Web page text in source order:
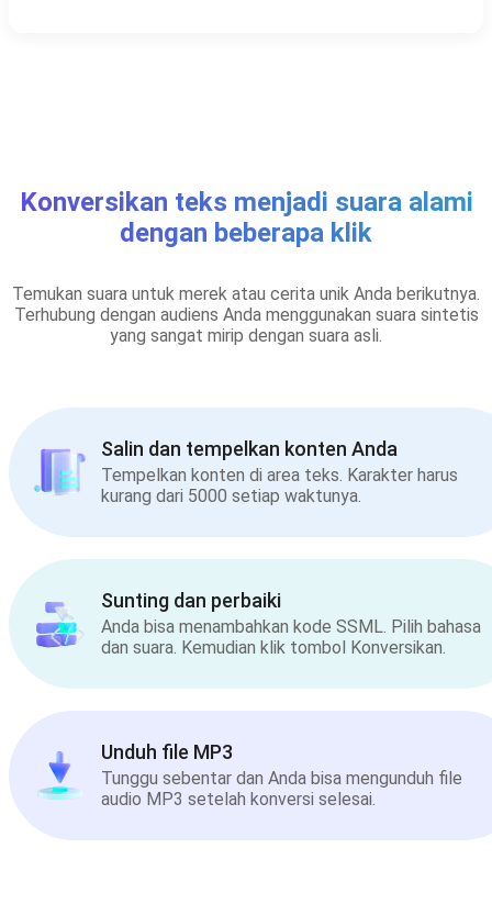
Konversikan teks menjadi suara alami
dengan beberapa klik
Temukan suara untuk merek atau cerita unik Anda berikutnya.
Terhubung dengan audiens Anda menggunakan suara sintetis
yang sangat mirip dengan suara asli.
Salin dan tempelkan konten Anda
Tempelkan konten di area teks. Karakter harus
kurang dari 5000 setiap waktunya.
Sunting dan perbaiki
Anda bisa menambahkan kode SSML. Pilih bahasa
dan suara. Kemudian klik tombol Konversikan.
Unduh file MP3
Tunggu sebentar dan Anda bisa mengunduh file
audio MP3 setelah konversi selesai.